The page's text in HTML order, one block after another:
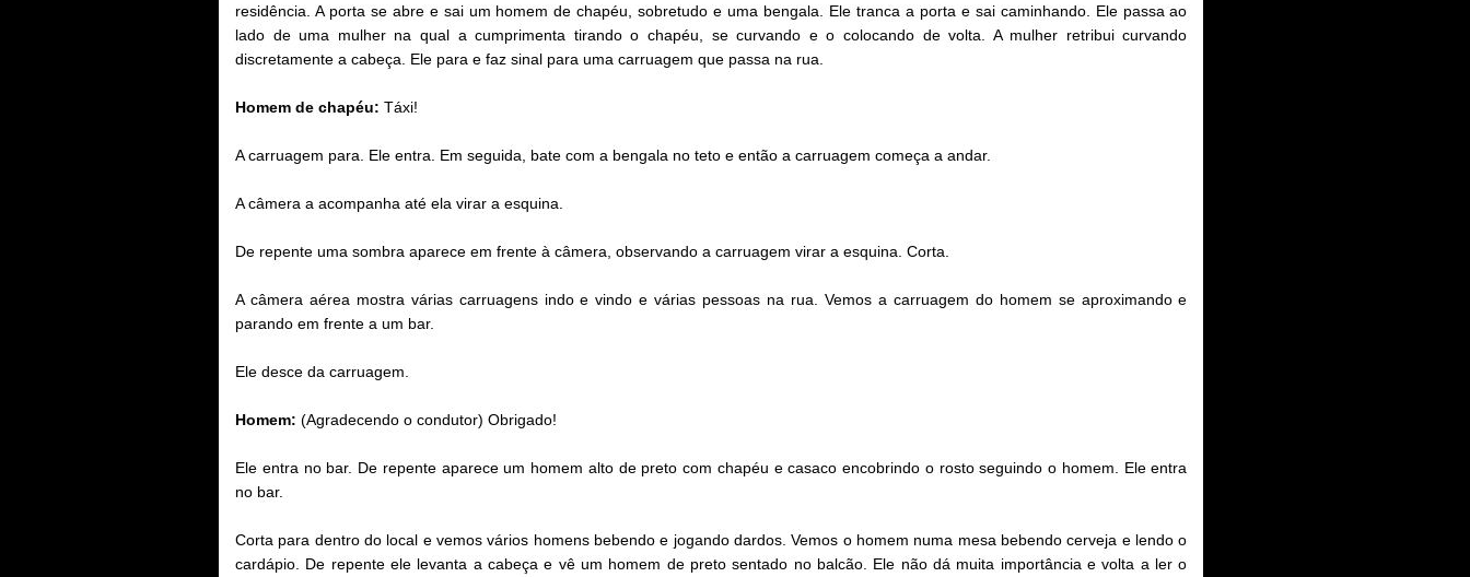
residência. A porta se abre e sai um homem de chapéu, sobretudo e uma bengala. Ele tranca a porta e sai caminhando. Ele passa ao
lado de uma mulher na qual a cumprimenta tirando o chapéu, se curvando e o colocando de volta. A mulher retribui curvando
discretamente a cabeça. Ele para e faz sinal para uma carruagem que passa na rua.
Homem de chapéu: Táxi!
A carruagem para. Ele entra. Em seguida, bate com a bengala no teto e então a carruagem começa a andar.
A câmera a acompanha até ela virar a esquina.
De repente uma sombra aparece em frente à câmera, observando a carruagem virar a esquina. Corta.
A câmera aérea mostra várias carruagens indo e vindo e várias pessoas na rua. Vemos a carruagem do homem se aproximando e
parando em frente a um bar.
Ele desce da carruagem.
Homem: (Agradecendo o condutor) Obrigado!
Ele entra no bar. De repente aparece um homem alto de preto com chapéu e casaco encobrindo o rosto seguindo o homem. Ele entra
no bar.
Corta para dentro do local e vemos vários homens bebendo e jogando dardos. Vemos o homem numa mesa bebendo cerveja e lendo o
cardápio. De repente ele levanta a cabeça e vê um homem de preto sentado no balcão. Ele não dá muita importância e volta a ler o